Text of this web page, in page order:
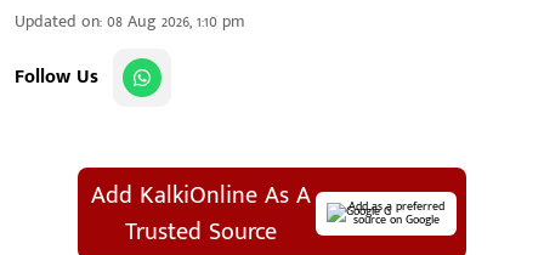
Updated on:08 Aug 2026, 1:10 pm
Follow Us
Add KalkiOnline As A
Trusted Source
Add as a preferred
source on Google